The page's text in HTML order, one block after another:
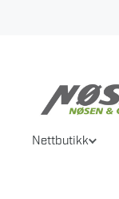
Nettbutikk